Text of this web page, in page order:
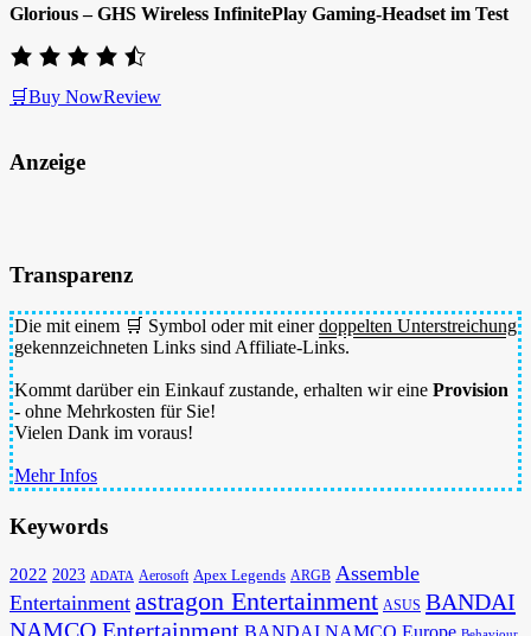
Glorious – GHS Wireless InfinitePlay Gaming-Headset im Test
🛒Buy NowReview
Anzeige
Transparenz
Die mit einem 🛒 Symbol oder mit einerdoppelten Unterstreichung
gekennzeichneten Links sind Affiliate-Links.
Kommt darüber ein Einkauf zustande, erhalten wir eine Provision
- ohne Mehrkosten für Sie!
Vielen Dank im voraus!
Mehr Infos
Keywords
2022 2023 ADATA Aerosoft Apex Legends ARGB Assemble
Entertainment astragon Entertainment ASUS BANDAI
NAMCO Entertainment